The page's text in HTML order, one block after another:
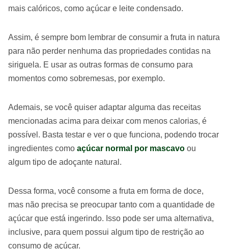
mais calóricos, como açúcar e leite condensado.
Assim, é sempre bom lembrar de consumir a fruta in natura
para não perder nenhuma das propriedades contidas na
siriguela. E usar as outras formas de consumo para
momentos como sobremesas, por exemplo.
Ademais, se você quiser adaptar alguma das receitas
mencionadas acima para deixar com menos calorias, é
possível. Basta testar e ver o que funciona, podendo trocar
ingredientes como açúcar normal por mascavo ou
algum tipo de adoçante natural.
Dessa forma, você consome a fruta em forma de doce,
mas não precisa se preocupar tanto com a quantidade de
açúcar que está ingerindo. Isso pode ser uma alternativa,
inclusive, para quem possui algum tipo de restrição ao
consumo de açúcar.